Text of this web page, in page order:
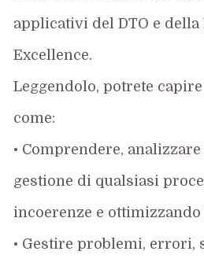
applicativi del DTO e della
Excellence.
Leggendolo, potrete
come:
• Comprendere,
gestione di qualsiasi
incoerenze e ottimizzando
• Gestire problemi, errori,